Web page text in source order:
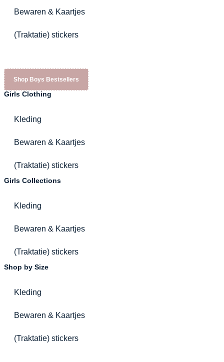
Bewaren & Kaartjes
(Traktatie) stickers
Shop Boys Bestsellers
Girls Clothing
Kleding
Bewaren & Kaartjes
(Traktatie) stickers
Girls Collections
Kleding
Bewaren & Kaartjes
(Traktatie) stickers
Shop by Size
Kleding
Bewaren & Kaartjes
(Traktatie) stickers